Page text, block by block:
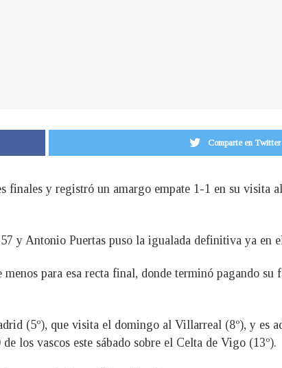
Comparte en Twitter
y registró un amargo empate 1-1 en su visita
y Antonio Puertas puso la igualada definitiva ya en
para esa recta final, donde terminó pagando su
(5º), que visita el domingo al Villarreal (8º), y es
los vascos este sábado sobre el Celta de Vigo (13º).